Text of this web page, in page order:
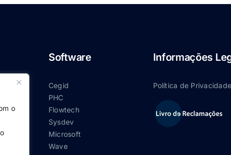
o
Software
Cegid
PHC
Flowtech
Sysdev
Microsoft
Wave
Informações
Política de Privacidade